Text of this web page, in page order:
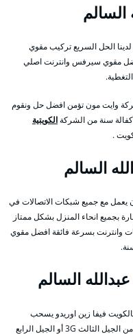
الحل السريع تركيب مقوي
مقوي سيرفس وانترنت اصلي
وايت مون تؤمن افضل حل ونقوم
سنة من الشركةالكويتية
.
السالم
مع جميع شبكات الاتصالات في
بجميع انحاء المنزل بشكل ممتاز
وانترنت بسرعة فائقة افضل مقوي
السالم
فيفا زين اوريدو يسحب
الاشارة بشكل ممتاز من اماكن بعيدة يدعم شبكات من الجيل الثالث 3G أو الجيل الرابع